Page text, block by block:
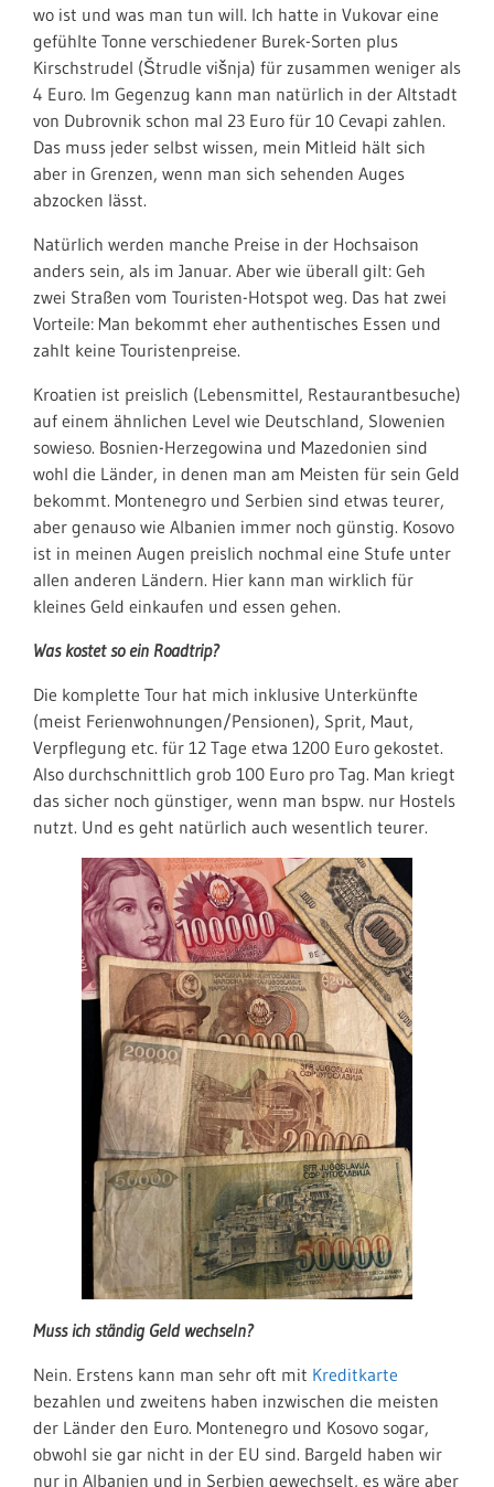
wo ist und was man tun will. Ich hatte in Vukovar eine
gefühlte Tonne verschiedener Burek-Sorten plus
Kirschstrudel (Štrudle višnja) für zusammen weniger als
4 Euro. Im Gegenzug kann man natürlich in der Altstadt
von Dubrovnik schon mal 23 Euro für 10 Cevapi zahlen.
Das muss jeder selbst wissen, mein Mitleid hält sich
aber in Grenzen, wenn man sich sehenden Auges
abzocken lässt.
Natürlich werden manche Preise in der Hochsaison
anders sein, als im Januar. Aber wie überall gilt: Geh
zwei Straßen vom Touristen-Hotspot weg. Das hat zwei
Vorteile: Man bekommt eher authentisches Essen und
zahlt keine Touristenpreise.
Kroatien ist preislich (Lebensmittel, Restaurantbesuche)
auf einem ähnlichen Level wie Deutschland, Slowenien
sowieso. Bosnien-Herzegowina und Mazedonien sind
wohl die Länder, in denen man am Meisten für sein Geld
bekommt. Montenegro und Serbien sind etwas teurer,
aber genauso wie Albanien immer noch günstig. Kosovo
ist in meinen Augen preislich nochmal eine Stufe unter
allen anderen Ländern. Hier kann man wirklich für
kleines Geld einkaufen und essen gehen.
Was kostet so ein Roadtrip?
Die komplette Tour hat mich inklusive Unterkünfte
(meist Ferienwohnungen/Pensionen), Sprit, Maut,
Verpflegung etc. für 12 Tage etwa 1200 Euro gekostet.
Also durchschnittlich grob 100 Euro pro Tag. Man kriegt
das sicher noch günstiger, wenn man bspw. nur Hostels
nutzt. Und es geht natürlich auch wesentlich teurer.
Muss ich ständig Geld wechseln?
Nein. Erstens kann man sehr oft mit Kreditkarte
bezahlen und zweitens haben inzwischen die meisten
der Länder den Euro. Montenegro und Kosovo sogar,
obwohl sie gar nicht in der EU sind. Bargeld haben wir
nur in Albanien und in Serbien gewechselt, es wäre aber